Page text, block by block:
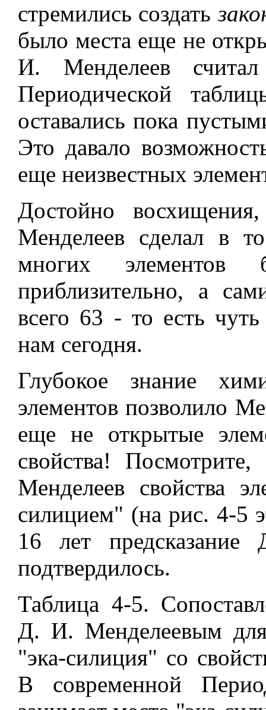
стремились создать
было места еще не
И. Менделеев
Периодической
оставались пока
Это давало
еще неизвестных
Достойно
Менделеев сделал в
многих элементов
приблизительно, а
всего 63 - то есть
нам сегодня.
Глубокое знание
элементов позволило
еще не открытые
свойства!
Менделеев свойства
силицием" (на рис. 4-5
16 лет
подтвердилось.
Таблица 4-5.
Д. И. Менделеевым
"эка-силиция" со
В современной